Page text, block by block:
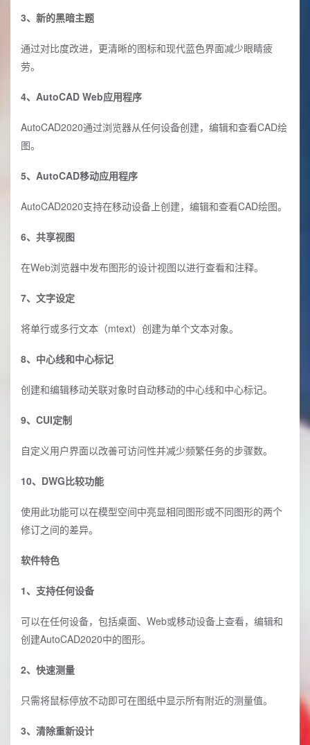
3、新的黑暗主题
通过对比度改进，更清晰的图标和现代蓝色界面减少眼睛疲
劳。
4、AutoCAD Web应用程序
AutoCAD2020通过浏览器从任何设备创建，编辑和查看CAD绘
图。
5、AutoCAD移动应用程序
AutoCAD2020支持在移动设备上创建，编辑和查看CAD绘图。
6、共享视图
在Web浏览器中发布图形的设计视图以进行查看和注释。
7、文字设定
将单行或多行文本（mtext）创建为单个文本对象。
8、中心线和中心标记
创建和编辑移动关联对象时自动移动的中心线和中心标记。
9、CUI定制
自定义用户界面以改善可访问性并减少频繁任务的步骤数。
10、DWG比较功能
使用此功能可以在模型空间中亮显相同图形或不同图形的两个
修订之间的差异。
软件特色
1、支持任何设备
可以在任何设备，包括桌面、Web或移动设备上查看，编辑和
创建AutoCAD2020中的图形。
2、快速测量
只需将鼠标停放不动即可在图纸中显示所有附近的测量值。
3、清除重新设计